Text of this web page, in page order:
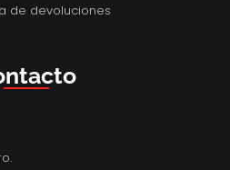
de devoluciones